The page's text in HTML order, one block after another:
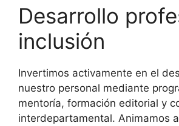
Desarrollo
inclusión
Invertimos activamente en el
nuestro personal mediante
mentoría, formación editorial y
interdepartamental. Animamos